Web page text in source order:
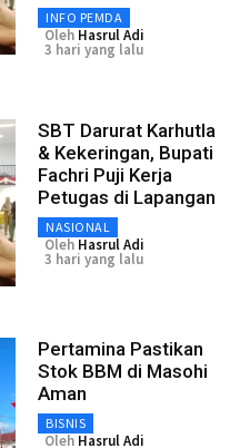
INFO PEMDA
Oleh Hasrul Adi
3 hari yang lalu
SBT Darurat Karhutla
& Kekeringan, Bupati
Fachri Puji Kerja
Petugas di Lapangan
NASIONAL
Oleh Hasrul Adi
3 hari yang lalu
Pertamina Pastikan
Stok BBM di Masohi
Aman
BISNIS
Oleh Hasrul Adi